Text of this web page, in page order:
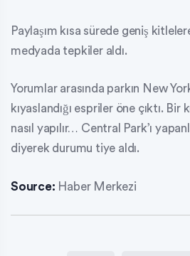
Paylaşım kısa sürede geniş
medyada tepkiler aldı.
Yorumlar arasında parkın New
kıyaslandığı espriler öne çıktı. Bir
nasıl yapılır… Central Park’ı
diyerek durumu tiye aldı.
Source: Haber Merkezi